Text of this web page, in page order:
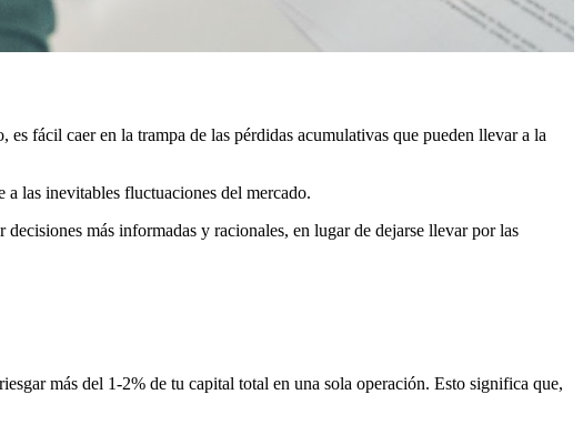
fácil caer en la trampa de las pérdidas acumulativas que pueden llevar a la
las inevitables fluctuaciones del mercado.
más informadas y racionales, en lugar de dejarse llevar por las
más del 1-2% de tu capital total en una sola operación. Esto significa que,